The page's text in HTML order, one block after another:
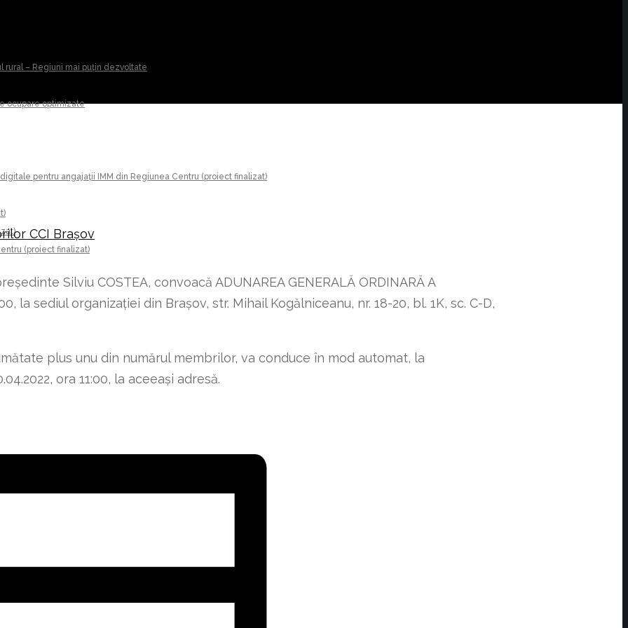
rural – Regiuni mai puțin dezvoltate
ocupare optimizate
pentru angajații IMM din Regiunea Centru (proiect finalizat)
(proiect finalizat)
CCI Brașov
Silviu COSTEA, convoacă ADUNAREA GENERALĂ ORDINARĂ A
la sediul organizaţiei din Braşov, str. Mihail Kogălniceanu, nr. 18-20, bl. 1K, sc. C-D,
plus unu din numărul membrilor, va conduce în mod automat, la
ora 11:00, la aceeaşi adresă.